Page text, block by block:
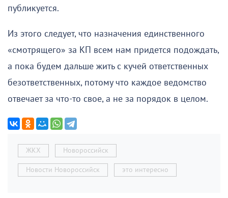
публикуется.
Из этого следует, что назначения единственного
«смотрящего» за КП всем нам придется подождать,
а пока будем дальше жить с кучей ответственных
безответственных, потому что каждое ведомство
отвечает за что-то свое, а не за порядок в целом.
ЖКХ Новороссийск
Новости Новороссийск это интересно